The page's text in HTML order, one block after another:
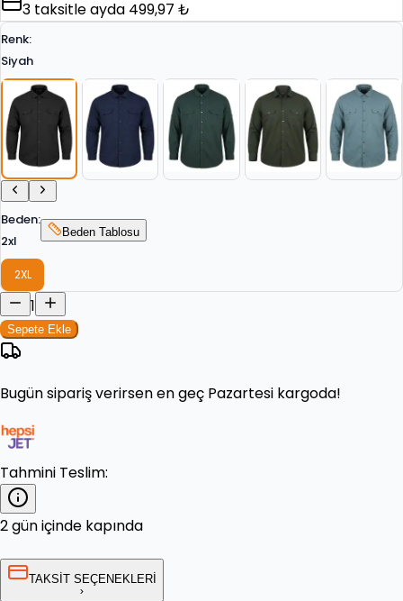
3 taksitle ayda 499,97 ₺
Renk:
Siyah
Beden:
2xl
Beden Tablosu
2XL
1
Sepete Ekle
Bugünsipariş verirsen en geç Pazartesi kargoda!
Tahmini Teslim:
2 gün içinde kapında
TAKSİT SEÇENEKLERİ